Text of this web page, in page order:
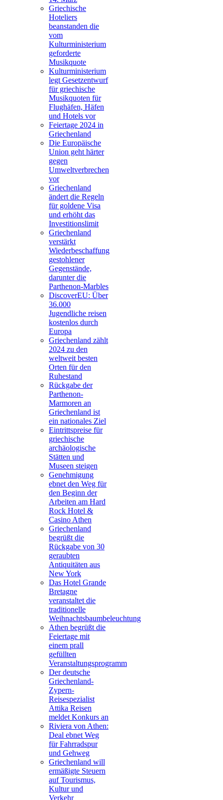
Griechische
Hoteliers
beanstanden die
vom
Kulturministerium
geforderte
Musikquote
Kulturministerium
legt Gesetzentwurf
für griechische
Musikquoten für
Flughäfen, Häfen
und Hotels vor
Feiertage 2024 in
Griechenland
Die Europäische
Union geht härter
gegen
Umweltverbrechen
vor
Griechenland
ändert die Regeln
für goldene Visa
und erhöht das
Investitionslimit
Griechenland
verstärkt
Wiederbeschaffung
gestohlener
Gegenstände,
darunter die
Parthenon-Marbles
DiscoverEU: Über
36.000
Jugendliche reisen
kostenlos durch
Europa
Griechenland zählt
2024 zu den
weltweit besten
Orten für den
Ruhestand
Rückgabe der
Parthenon-
Marmoren an
Griechenland ist
ein nationales Ziel
Eintrittspreise für
griechische
archäologische
Stätten und
Museen steigen
Genehmigung
ebnet den Weg für
den Beginn der
Arbeiten am Hard
Rock Hotel &
Casino Athen
Griechenland
begrüßt die
Rückgabe von 30
geraubten
Antiquitäten aus
New York
Das Hotel Grande
Bretagne
veranstaltet die
traditionelle
Weihnachtsbaumbeleuchtung
Athen begrüßt die
Feiertage mit
einem prall
gefüllten
Veranstaltungsprogramm
Der deutsche
Griechenland-
Zypern-
Reisespezialist
Attika Reisen
meldet Konkurs an
Riviera von Athen:
Deal ebnet Weg
für Fahrradspur
und Gehweg
Griechenland will
ermäßigte Steuern
auf Tourismus,
Kultur und
Verkehr